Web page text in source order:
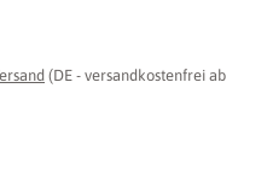
0 von 5 Sternen
(DE - versandkostenfrei ab